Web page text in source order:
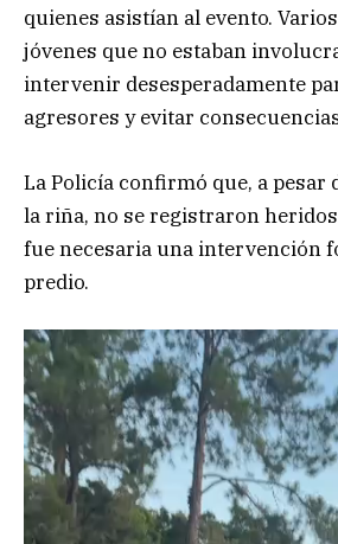
quienes asistían al evento.
jóvenes que no estaban
intervenir desesperadamente
agresores y evitar
La Policía confirmó que, a pesar
la riña, no se registraron
fue necesaria una intervención
predio.